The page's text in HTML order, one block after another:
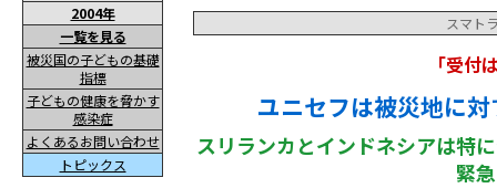
2004年
一覧を見る
被災国の子どもの基礎
指標
子どもの健康を脅かす
感染症
よくあるお問い合わせ
トピックス
スマト
「受付
ユニセフは被災地に
スリランカとインドネシアは特
緊